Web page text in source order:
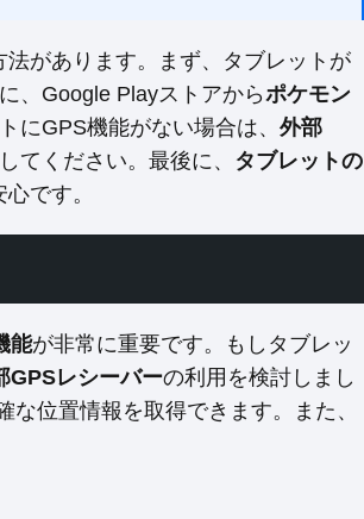
があります。まず、タブレットが
、Google Playストアからポケモン
にGPS機能がない場合は、 外部
てください。最後に、 タブレットの
です。
能が非常に重要です。もしタブレッ
GPSレシーバーの利用を検討しまし
位置情報を取得できます。また、